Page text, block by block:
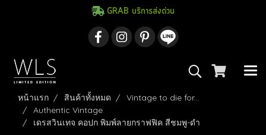
GRAB บริการส่งด่วน
หน้าแรก สินค้าทั้งหมด
Vintage to die for...
Authentic Vintage
เดรสวินเทจ คอปก พิมพ์ลายกราฟฟิค สีชมพู-ดำ